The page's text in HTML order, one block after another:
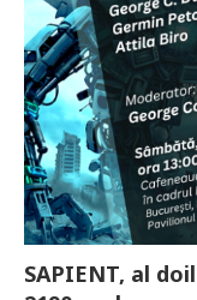
SAPIENT, al